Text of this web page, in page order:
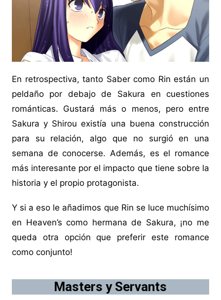
En retrospectiva, tanto Saber como Rin están un
peldaño por debajo de Sakura en cuestiones
románticas. Gustará más o menos, pero entre
Sakura y Shirou existía una buena construcción
para su relación, algo que no surgió en una
semana de conocerse. Además, es el romance
más interesante por el impacto que tiene sobre la
historia y el propio protagonista.
Y si a eso le añadimos que Rin se luce muchísimo
en Heaven’s como hermana de Sakura, ¡no me
queda otra opción que preferir este romance
como conjunto!
Masters y Servants